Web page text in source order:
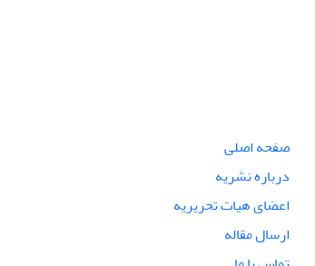
صفحه اصلی
درباره نشریه
اعضای هیات تحریریه
ارسال مقاله